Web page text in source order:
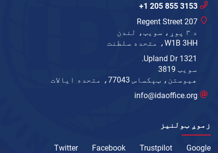
+1 205 855 3153
207 Regent Street
د ۳ پوړ، سویټ، لندن
W1B 3HH، متحده سلطنت
1321 Upland Dr.
سویټ 3819
هیوستن، ټېکساس 77043، متحده ایالات
info@idaoffice.org
زموږ ټولنیز
Google
Trustpilot
Facebook
Twitter